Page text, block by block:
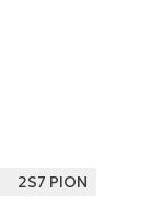
2S7 PION